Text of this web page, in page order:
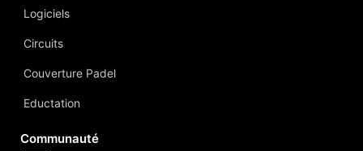
Logiciels
Circuits
Couverture Padel
Eductation
Communauté